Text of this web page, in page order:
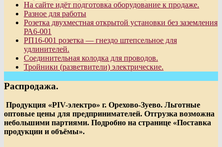
На сайте идёт подготовка оборудование к продаже.
Разное для работы
Розетка двухместная открытой установки без заземления
РА6-001
РП16-001 розетка — гнездо штепсельное для
удлинителей.
Соединительная колодка для проводов.
Тройники (разветвители) электрические.
Распродажа.
Продукция «PIV-электро» г. Орехово-Зуево. Льготные
оптовые цены для предпринимателей. Отгрузка возможна
небольшими партиями. Подробно на странице «Поставка
продукции и объёмы».